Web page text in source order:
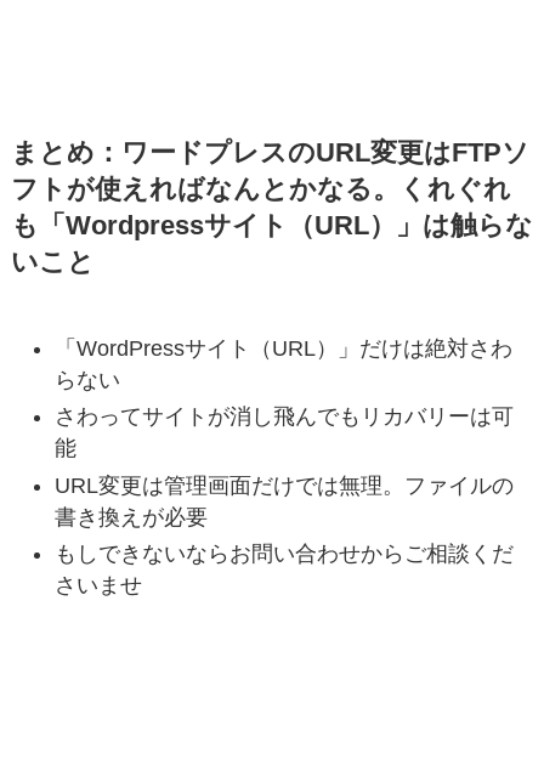
まとめ：ワードプレスのURL変更はFTPソ
フトが使えればなんとかなる。くれぐれ
も「Wordpressサイト（URL）」は触らな
いこと
「WordPressサイト（URL）」だけは絶対さわ
らない
さわってサイトが消し飛んでもリカバリーは可
能
URL変更は管理画面だけでは無理。ファイルの
書き換えが必要
もしできないならお問い合わせからご相談くだ
さいませ